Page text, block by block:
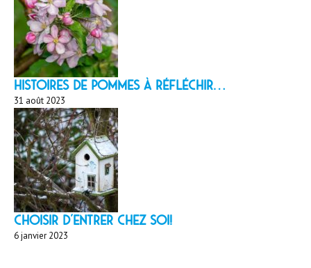
HISTOIRES DE POMMES À réfléchir…
31 août 2023
Choisir d'entrer chez soi!
6 janvier 2023